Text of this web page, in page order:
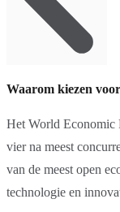
Waarom kiezen
Het World Economic
vier na meest
van de meest open
technologie en